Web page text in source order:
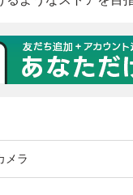
メラ